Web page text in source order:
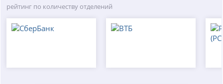
рейтинг по количеству отделений